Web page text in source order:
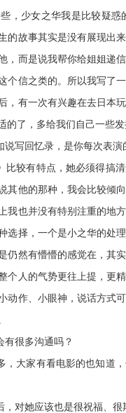
，少女之华我是比较疑
的故事其实是没有展现出
，而是说我帮你给姐姐递
个信之类的。所以我写了
，有一次有兴趣在去日本
的了，多给我们自己一些
说写回忆录，是你每次表
比较有特点，她必须得搞
其他的那种，我会比较倾
我也并没有特别注重的地
选择，一个是小之华的处
仍然有懵懵的感觉在，其
个人的气势更往上提，更
动作、小眼神，说话方式
有很多沟通吗？
，大家有看电影的也知道
，对她应该也是很祝福、很